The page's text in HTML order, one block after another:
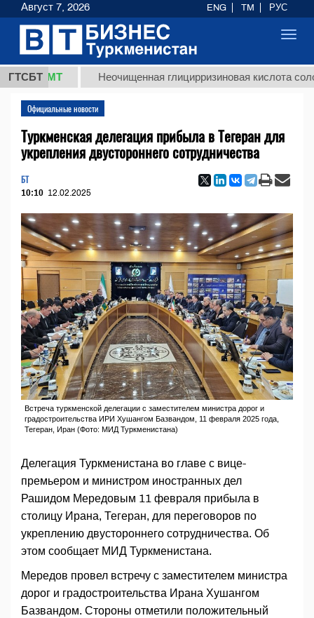
ГТСБТ Неочищенная глицирризиновая кислота
Официальные новости
Туркменская делегация прибыла в Тегеран для
укрепления двустороннего сотрудничества
БТ
10:10 12.02.2025
Встреча туркменской делегации с заместителем министра дорог и
градостроительства ИРИ Хушангом Базвандом, 11 февраля 2025 года,
Тегеран, Иран (Фото: МИД Туркменистана)
Делегация Туркменистана во главе с вице-
премьером и министром иностранных дел
Рашидом Мередовым 11 февраля прибыла в
столицу Ирана, Тегеран, для переговоров по
укреплению двустороннего сотрудничества. Об
этом сообщает МИД Туркменистана.
Мередов провел встречу с заместителем министра
дорог и градостроительства Ирана Хушангом
Базвандом. Стороны отметили положительный
Август 7, 2026 ENG TM РУС